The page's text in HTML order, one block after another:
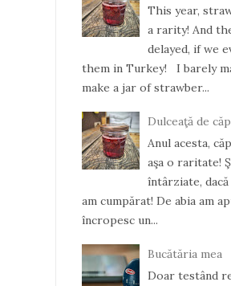
This year,
a rarity! And
delayed, if we
them in Turkey! I barely
make a jar of strawber...
Dulceaţă de
Anul acesta,
aşa o raritate!
întârziate,
am cumpărat! De abia am
încropesc un...
Bucătăria mea
Doar testând